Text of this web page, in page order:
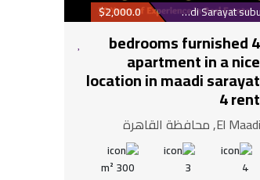
Maadi Sarayat suburb
$2,000.0
4 bedrooms furnished
apartment in a nice
location in maadi sarayat
4 rent
4
3
300 m²